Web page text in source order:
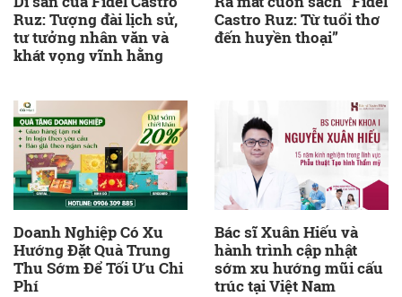
Ruz: Tượng đài lịch sử,
tư tưởng nhân văn và
khát vọng vĩnh hằng
Castro Ruz: Từ tuổi thơ
đến huyền thoại”
Doanh Nghiệp Có Xu
Hướng Đặt Quà Trung
Thu Sớm Để Tối Ưu Chi
Phí
Bác sĩ Xuân Hiếu và
hành trình cập nhật
sớm xu hướng mũi cấu
trúc tại Việt Nam